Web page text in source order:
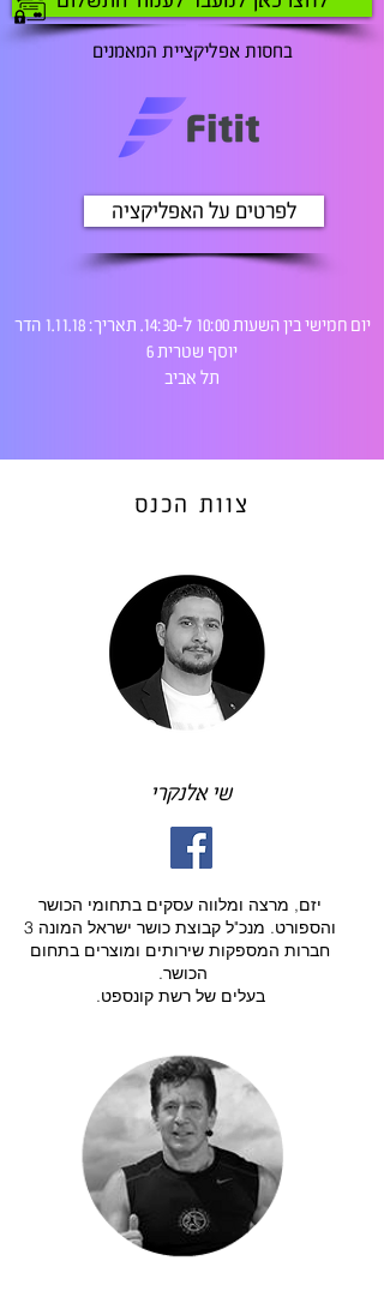
בחסות אפליקציית המאמנים
לפרטים על האפליקציה
יום חמישי בין השעות 10:00 ל-14:30. תאריך: 1.11.18 הדר
יוסף שטרית 6
תל אביב
צוות הכנס
שי אלנקרי
יזם, מרצה ומלווה עסקים בתחומי הכושר
והספורט. מנכ"ל קבוצת כושר ישראל המונה 3
חברות המספקות שירותים ומוצרים בתחום
הכושר.
בעלים של רשת קונספט.